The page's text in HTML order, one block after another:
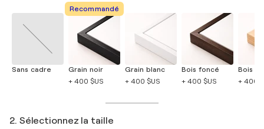
Sans cadre
Recommandé
Grain noir
+ 400 $US
Grain blanc
+ 400 $US
Bois foncé
+ 400 $US
Bois
+ 400
2. Sélectionnez la taille